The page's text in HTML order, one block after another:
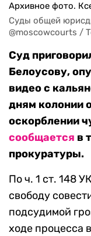
Архивное фото.
Суды общей
@moscowcourts /
Суд
Белоусову,
видео с
дням колонии
оскорблении
сообщается в
прокуратуры.
По ч. 1 ст. 148
свободу
подсудимой
ходе процесса